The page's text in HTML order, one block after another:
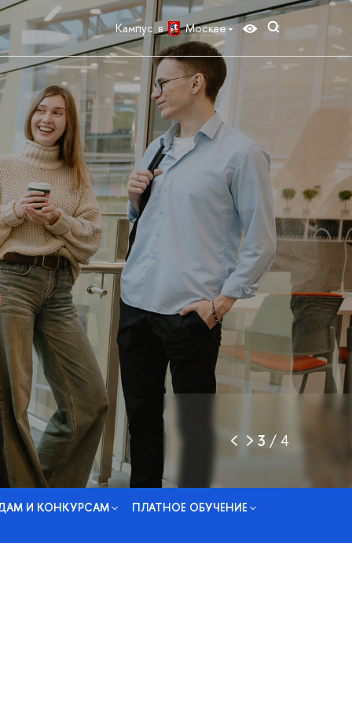
Кампус в Москве
3/4
И КОНКУРСАМ ПЛАТНОЕ ОБУЧЕНИЕ